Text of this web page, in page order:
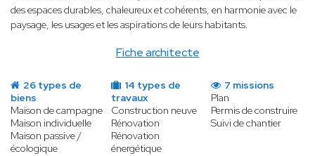
Fiche architecte
des espaces durables, chaleureux et cohérents, en harmonie avec le
paysage, les usages et les aspirations de leurs habitants.
26 types de
biens
Maison de campagne
Maison individuelle
Maison passive /
écologique
14 types de
travaux
Construction neuve
Rénovation
Rénovation
énergétique
7 missions
Plan
Permis de construire
Suivi de chantier